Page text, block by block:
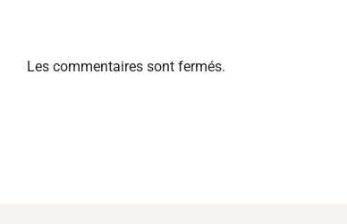
Les commentaires sont fermés.